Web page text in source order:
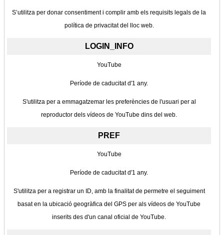
S’utilitza per donar consentiment i complir amb els requisits legals de la
política de privacitat del lloc web.
LOGIN_INFO
YouTube
Període de caducitat d'1 any.
S'utilitza per a emmagatzemar les preferències de l'usuari per al
reproductor dels vídeos de YouTube dins del web.
PREF
YouTube
Període de caducitat d'1 any.
S'utilitza per a registrar un ID, amb la finalitat de permetre el seguiment
basat en la ubicació geogràfica del GPS per als vídeos de YouTube
inserits des d'un canal oficial de YouTube.